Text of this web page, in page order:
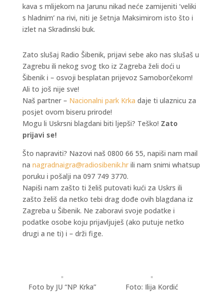
kava s mlijekom na Jarunu nikad neće zamijeniti ‘veliki
s hladnim’ na rivi, niti je šetnja Maksimirom isto što i
izlet na Skradinski buk.
Zato slušaj Radio Šibenik, prijavi sebe ako nas slušaš u
Zagrebu ili nekog svog tko iz Zagreba želi doći u
Šibenik i – osvoji besplatan prijevoz Samoborčekom!
Ali to još nije sve!
Naš partner – Nacionalni park Krka daje ti ulaznicu za
posjet ovom biseru prirode!
Mogu li Uskrsni blagdani biti ljepši? Teško! Zato
prijavi se!
Što napraviti? Nazovi naš 0800 66 55, napiši nam mail
na nagradnaigra@radiosibenik.hrili nam snimi whatsup
poruku i pošalji na 097 749 3770.
Napiši nam zašto ti želiš putovati kući za Uskrs ili
zašto želiš da netko tebi drag dođe ovih blagdana iz
Zagreba u Šibenik. Ne zaboravi svoje podatke i
podatke osobe koju prijavljuješ (ako putuje netko
drugi a ne ti) i – drži fige.
Foto by JU “NP Krka” Foto: Ilija Kordić